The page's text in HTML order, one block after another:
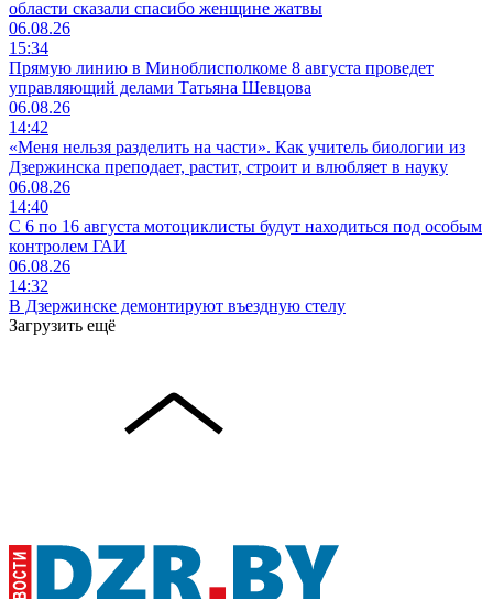
области сказали спасибо женщине жатвы
06.08.26
15:34
Прямую линию в Миноблисполкоме 8 августа проведет
управляющий делами Татьяна Шевцова
06.08.26
14:42
«Меня нельзя разделить на части». Как учитель биологии из
Дзержинска преподает, растит, строит и влюбляет в науку
06.08.26
14:40
С 6 по 16 августа мотоциклисты будут находиться под особым
контролем ГАИ
06.08.26
14:32
В Дзержинске демонтируют въездную стелу
Загрузить ещё